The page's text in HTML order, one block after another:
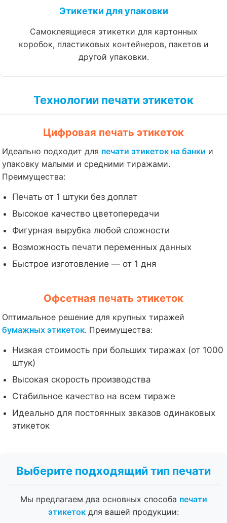
Этикетки для упаковки
Самоклеящиеся этикетки для картонных
коробок, пластиковых контейнеров, пакетов и
другой упаковки.
Технологии печати этикеток
Цифровая печать этикеток
Идеально подходит для печати этикеток на банки и
упаковку малыми и средними тиражами.
Преимущества:
Печать от 1 штуки без доплат
Высокое качество цветопередачи
Фигурная вырубка любой сложности
Возможность печати переменных данных
Быстрое изготовление — от 1 дня
Офсетная печать этикеток
Оптимальное решение для крупных тиражей
бумажных этикеток. Преимущества:
Низкая стоимость при больших тиражах (от 1000
штук)
Высокая скорость производства
Стабильное качество на всем тираже
Идеально для постоянных заказов одинаковых
этикеток
Выберите подходящий тип печати
Мы предлагаем два основных способа печати
этикеток для вашей продукции: